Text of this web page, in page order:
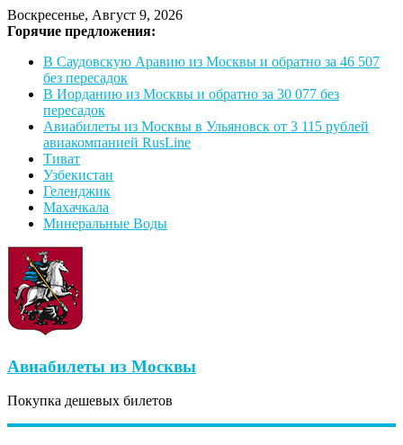
Воскресенье, Август 9, 2026
Горячие предложения:
В Саудовскую Аравию из Москвы и обратно за 46 507
без пересадок
В Иорданию из Москвы и обратно за 30 077 без
пересадок
Авиабилеты из Москвы в Ульяновск от 3 115 рублей
авиакомпанией RusLine
Тиват
Узбекистан
Геленджик
Махачкала
Минеральные Воды
Авиабилеты из Москвы
Покупка дешевых билетов